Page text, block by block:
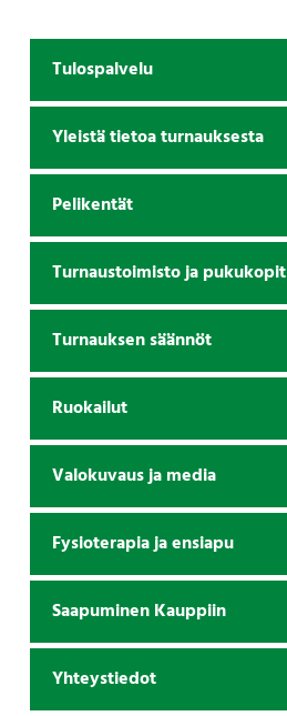
Tulospalvelu
Yleistä tietoa turnauksesta
Pelikentät
Turnaustoimisto ja pukukopit
Turnauksen säännöt
Ruokailut
Valokuvaus ja media
Fysioterapia ja ensiapu
Saapuminen Kauppiin
Yhteystiedot